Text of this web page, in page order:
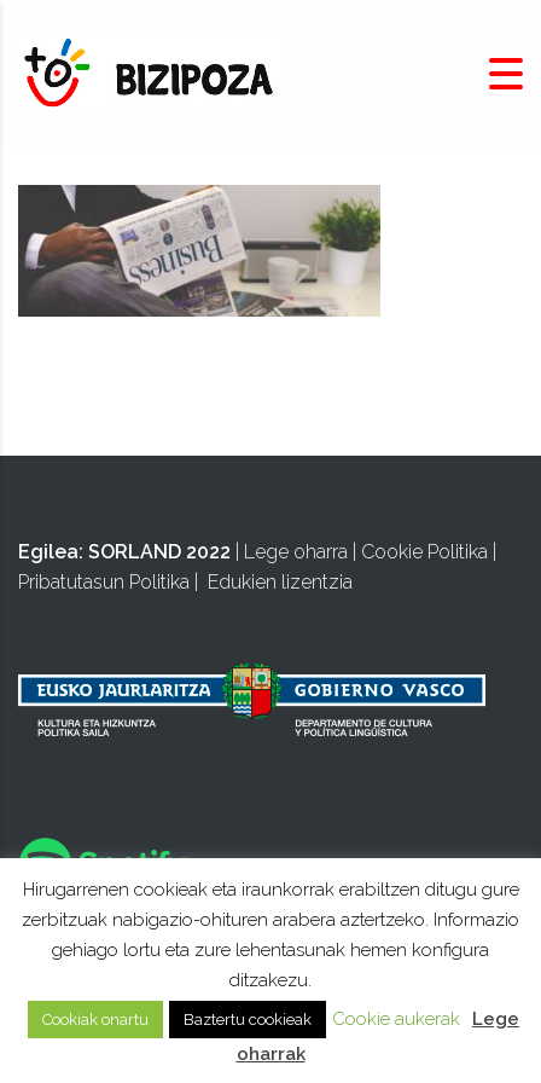
Egilea: SORLAND 2022 Lege oharra Cookie Politika
Pribatutasun Politika
Edukien lizentzia
Hirugarrenen cookieak eta iraunkorrak erabiltzen ditugu gure
zerbitzuak nabigazio-ohituren arabera aztertzeko. Informazio
gehiago lortu eta zure lehentasunak hemen konfigura
ditzakezu.
Cookiak onartu Baztertu cookieak Cookie aukerak
Lege
oharrak